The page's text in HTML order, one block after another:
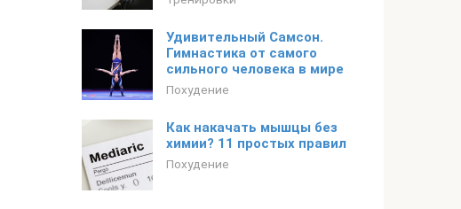
Удивительный Самсон.
Гимнастика от самого
сильного человека в мире
Похудение
Как накачать мышцы без
химии? 11 простых правил
Похудение